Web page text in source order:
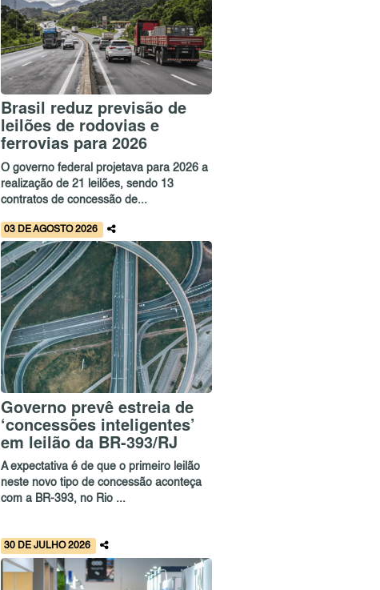
Brasil reduz previsão de
leilões de rodovias e
ferrovias para 2026
O governo federal projetava para 2026 a
realização de 21 leilões, sendo 13
contratos de concessão de...
03 DE AGOSTO 2026
Governo prevê estreia de
‘concessões inteligentes’
em leilão da BR-393/RJ
A expectativa é de que o primeiro leilão
neste novo tipo de concessão aconteça
com a BR-393, no Rio ...
30 DE JULHO 2026